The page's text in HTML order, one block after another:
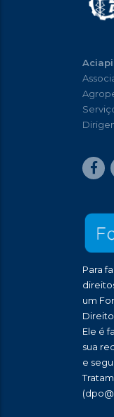
Para
um
Ele é
sua
e